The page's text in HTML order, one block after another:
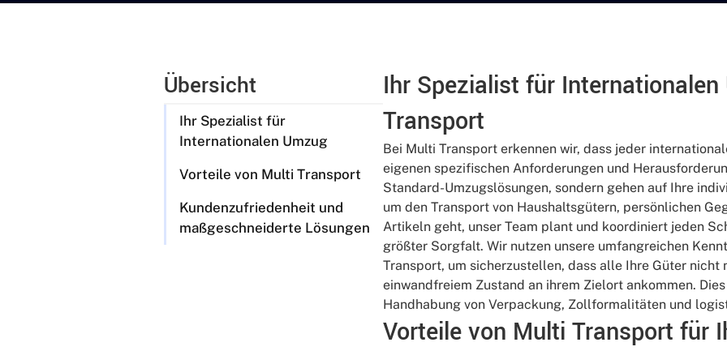
Übersicht
Ihr Spezialist für
Internationalen Umzug
Vorteile von Multi Transport
Kundenzufriedenheit und
maßgeschneiderte Lösungen
Ihr Spezialist für
Transport
Bei Multi Transport erkennen wir, dass jeder
eigenen spezifischen Anforderungen und
Standard-Umzugslösungen, sondern gehen auf Ihre
um den Transport von Haushaltsgütern, persönlichen
Artikeln geht, unser Team plant und koordiniert jeden
größter Sorgfalt. Wir nutzen unsere umfangreichen
Transport, um sicherzustellen, dass alle Ihre Güter nicht
einwandfreiem Zustand an ihrem Zielort ankommen.
Handhabung von Verpackung, Zollformalitäten und
Vorteile von Multi Transport für